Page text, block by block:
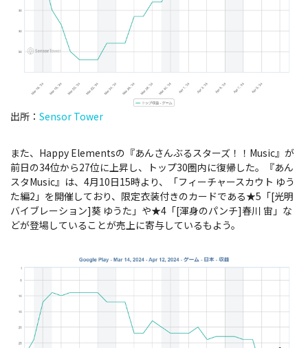
出所： Sensor Tower
また、Happy Elementsの『あんさんぶるスターズ！！Music』が
前日の34位から27位に上昇し、トップ30圏内に復帰した。『あん
スタMusic』は、4月10日15時より、「フィーチャースカウト ゆう
た編2」を開催しており、限定衣装付きのカードである★5「[光明
バイブレーション]葵 ゆうた」や★4「[渾身のパンチ]春川 宙」な
どが登場していることが売上に寄与しているもよう。